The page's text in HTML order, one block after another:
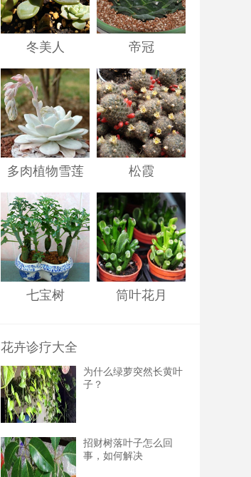
冬美人 帝冠
多肉植物雪莲 松霞
七宝树 筒叶花月
花卉诊疗大全
为什么绿萝突然长黄叶
子？
招财树落叶子怎么回
事，如何解决